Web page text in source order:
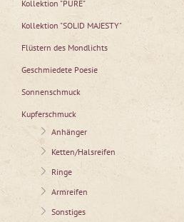
Kollektion "PURE"
Kollektion "SOLID MAJESTY"
Flüstern des Mondlichts
Geschmiedete Poesie
Sonnenschmuck
Kupferschmuck
Anhänger
Ketten/Halsreifen
Ringe
Armreifen
Sonstiges